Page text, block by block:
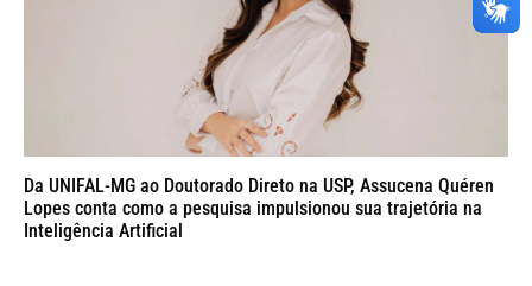
Da UNIFAL-MG ao Doutorado Direto na USP, Assucena Quéren
Lopes conta como a pesquisa impulsionou sua trajetória na
Inteligência Artificial